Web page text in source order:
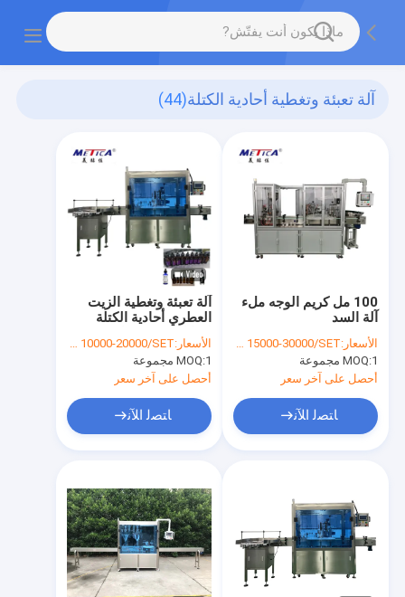
آلة تعبئة وتغطية أحادية الكتلة(44)
آلة تعبئة وتغطية الزيت
العطري أحادية الكتلة
لسائل 10-50 مل
الأسعار:USD 10000-20000/SET
MOQ:1 مجموعة
أحصل على آخر سعر
ﺎﺘﺼﻟ ﺍﻶﻧ
100 مل كريم الوجه ملء
آلة السد
الأسعار:USD 15000-30000/SET
MOQ:1 مجموعة
أحصل على آخر سعر
ﺎﺘﺼﻟ ﺍﻶﻧ